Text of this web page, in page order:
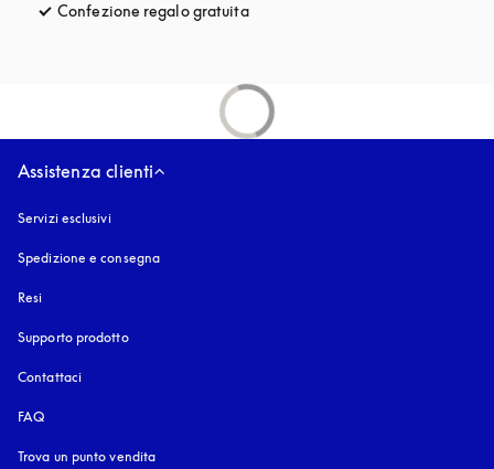
Confezione regalo gratuitasi apre in una nuova finestra
Assistenza clienti
Servizi esclusivi
Spedizione e consegna
Resi
Supporto prodotto
Contattaci
FAQ
Trova un punto vendita